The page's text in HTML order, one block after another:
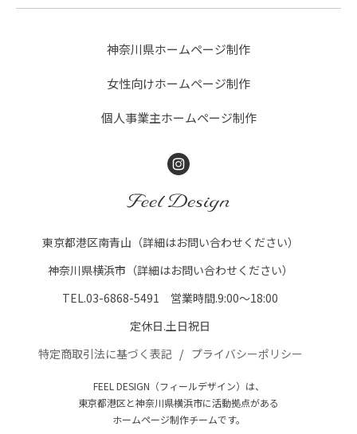
神奈川県ホームページ制作
女性向けホームページ制作
個人事業主ホームページ制作
東京都港区南青山（詳細はお問い合わせください）
神奈川県横浜市（詳細はお問い合わせください）
TEL.03-6868-5491 営業時間.9:00～18:00
定休日.土日祝日
特定商取引法に基づく表記
プライバシーポリシー
FEEL DESIGN（フィールデザイン）は、
東京都港区と神奈川県横浜市に活動拠点がある
ホームページ制作チームです。